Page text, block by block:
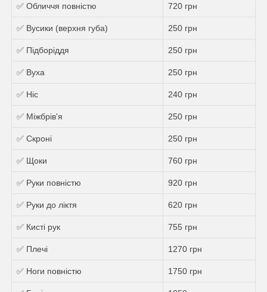
✅ Обличчя повністю 720 грн
✅ Вусики (верхня губа) 250 грн
✅ Підборіддя 250 грн
✅ Вуха 250 грн
✅ Ніс 240 грн
✅ Міжбрів'я 250 грн
✅ Скроні 250 грн
✅ Щоки 760 грн
✅ Руки повністю 920 грн
✅ Руки до ліктя 620 грн
✅ Кисті рук 755 грн
✅ Плечі 1270 грн
✅ Ноги повністю 1750 грн